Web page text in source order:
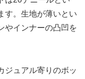
す。生地が薄いとい
やインナーの凸凹を
ジュアル寄りのボッ